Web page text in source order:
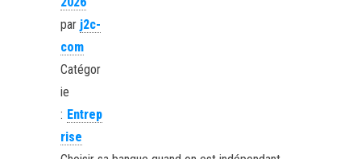
par j2c-
com
Catégor
ie
: Entrep
rise